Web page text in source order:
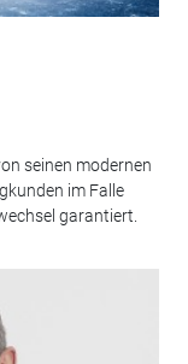
seinen modernen
im Falle
garantiert.